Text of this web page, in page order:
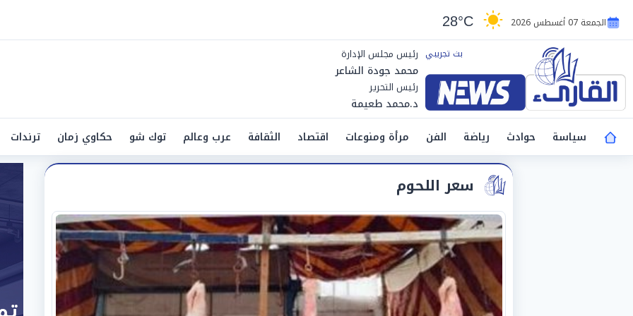
الجمعة 07 أغسطس 2026 28°C
رئيس مجلس الإدارة
محمد جودة الشاعر
رئيس التحرير
د.محمد طعيمة
سياسة
حوادث رياضة الفن مرأة ومنوعات اقتصاد الثقافة عرب وعالم توك شو حكاوي زمان ترندات
سعر اللحوم